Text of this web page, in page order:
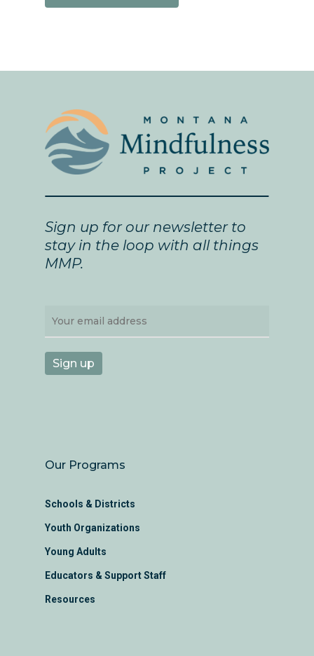
Sign up for our newsletter to
stay in the loop with all things
MMP.
Our Programs
Schools & Districts
Youth Organizations
Young Adults
Educators & Support Staff
Resources